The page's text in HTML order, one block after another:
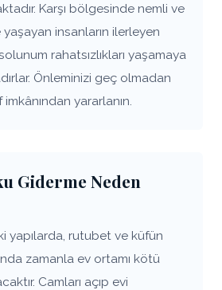
Karşı bölgesinde nemli ve
insanların ilerleyen
rahatsızlıkları yaşamaya
Önleminizi geç olmadan
yararlanın.
Giderme Neden
yapılarda, rutubet ve küfün
zamanla ev ortamı kötü
Camları açıp evi